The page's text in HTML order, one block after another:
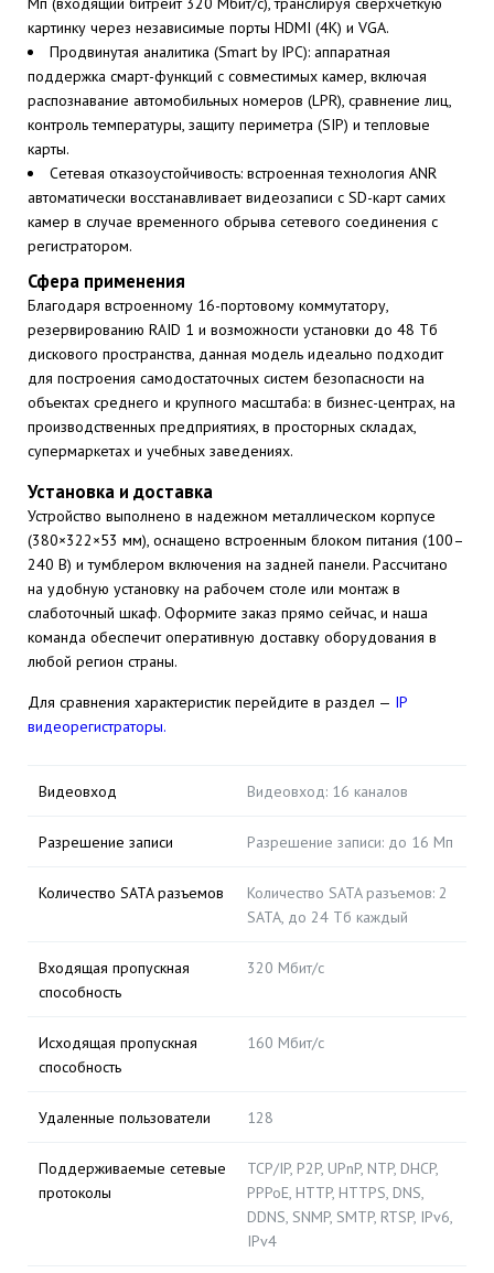
картинку через независимые порты HDMI (4K) и VGA.
Продвинутая аналитика (Smart by IPC): аппаратная
поддержка смарт-функций с совместимых камер, включая
распознавание автомобильных номеров (LPR), сравнение лиц,
контроль температуры, защиту периметра (SIP) и тепловые
карты.
Сетевая отказоустойчивость: встроенная технология ANR
автоматически восстанавливает видеозаписи с SD-карт самих
камер в случае временного обрыва сетевого соединения с
регистратором.
Сфера применения
Благодаря встроенному 16-портовому коммутатору,
резервированию RAID 1 и возможности установки до 48 Тб
дискового пространства, данная модель идеально подходит
для построения самодостаточных систем безопасности на
объектах среднего и крупного масштаба: в бизнес-центрах, на
производственных предприятиях, в просторных складах,
супермаркетах и учебных заведениях.
Установка и доставка
Устройство выполнено в надежном металлическом корпусе
(380×322×53 мм), оснащено встроенным блоком питания (100–
240 В) и тумблером включения на задней панели. Рассчитано
на удобную установку на рабочем столе или монтаж в
слаботочный шкаф. Оформите заказ прямо сейчас, и наша
команда обеспечит оперативную доставку оборудования в
любой регион страны.
Для сравнения характеристик перейдите в раздел — IP
видеорегистраторы.
Видеовход Видеовход: 16 каналов
Разрешение записи Разрешение записи: до 16 Мп
Количество SATA разъемов
Количество SATA разъемов: 2
SATA, до 24 Тб каждый
Входящая пропускная
способность
320 Мбит/с
Исходящая пропускная
способность
160 Мбит/с
Удаленные пользователи 128
Поддерживаемые сетевые
протоколы
TCP/IP, P2P, UPnP, NTP, DHCP,
PPPoE, HTTP, HTTPS, DNS,
DDNS, SNMP, SMTP, RTSP, IPv6,
IPv4